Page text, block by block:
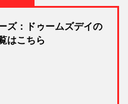
ズ：ドゥームズデイの
はこちら